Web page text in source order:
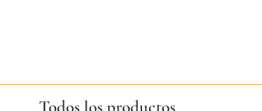
Todos los productos